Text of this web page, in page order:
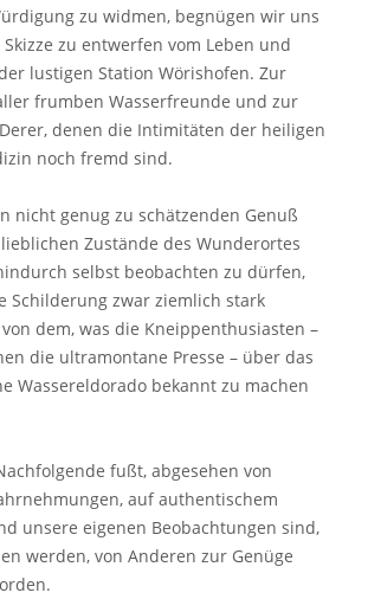
zu widmen, begnügen wir uns
zu entwerfen vom Leben und
lustigen Station Wörishofen. Zur
frumben Wasserfreunde und zur
denen die Intimitäten der heiligen
noch fremd sind.
nicht genug zu schätzenden Genuß
Zustände des Wunderortes
selbst beobachten zu dürfen,
Schilderung zwar ziemlich stark
dem, was die Kneippenthusiasten –
die ultramontane Presse – über das
Wassereldorado bekannt zu machen
fußt, abgesehen von
auf authentischem
unsere eigenen Beobachtungen sind,
werden, von Anderen zur Genüge